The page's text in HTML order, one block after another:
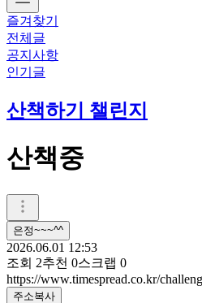
즐겨찾기
전체글
공지사항
인기글
산책하기 챌린지
산책중
은정~~~^^
2026.06.01 12:53
조회 2추천 0스크랩 0
https://www.timespread.co.kr/
주소복사